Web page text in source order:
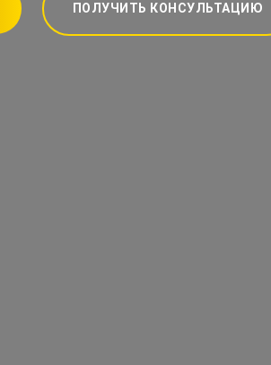
ПОЛУЧИТЬ КОНСУЛЬТАЦИЮ